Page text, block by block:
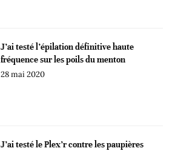
J’ai testé l’épilation définitive haute
fréquence sur les poils du menton
28 mai 2020
J’ai testé le Plex’r contre les paupières